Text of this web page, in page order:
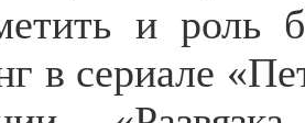
и роль
в сериале